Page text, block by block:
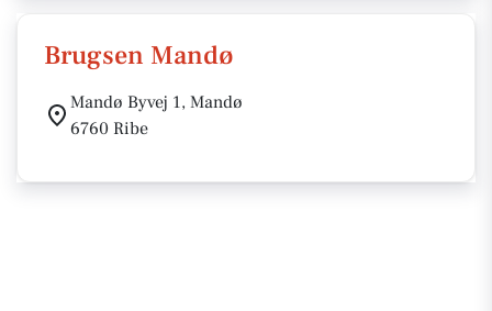
Brugsen Mandø
Mandø Byvej 1, Mandø
6760 Ribe